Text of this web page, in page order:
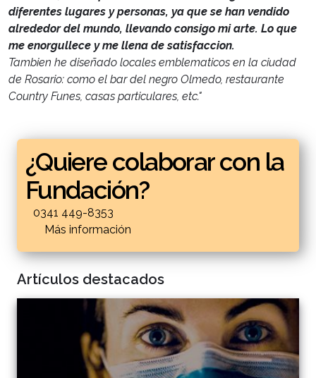
diferentes lugares y personas, ya que se han vendido
alrededor del mundo, llevando consigo mi arte. Lo que
me enorgullece y me llena de satisfaccion.
Tambien he diseñado locales emblematicos en la ciudad
de Rosario: como el bar del negro Olmedo, restaurante
Country Funes, casas particulares, etc."
¿Quiere colaborar con la
Fundación?
0341 449-8353
Más información
Artículos destacados